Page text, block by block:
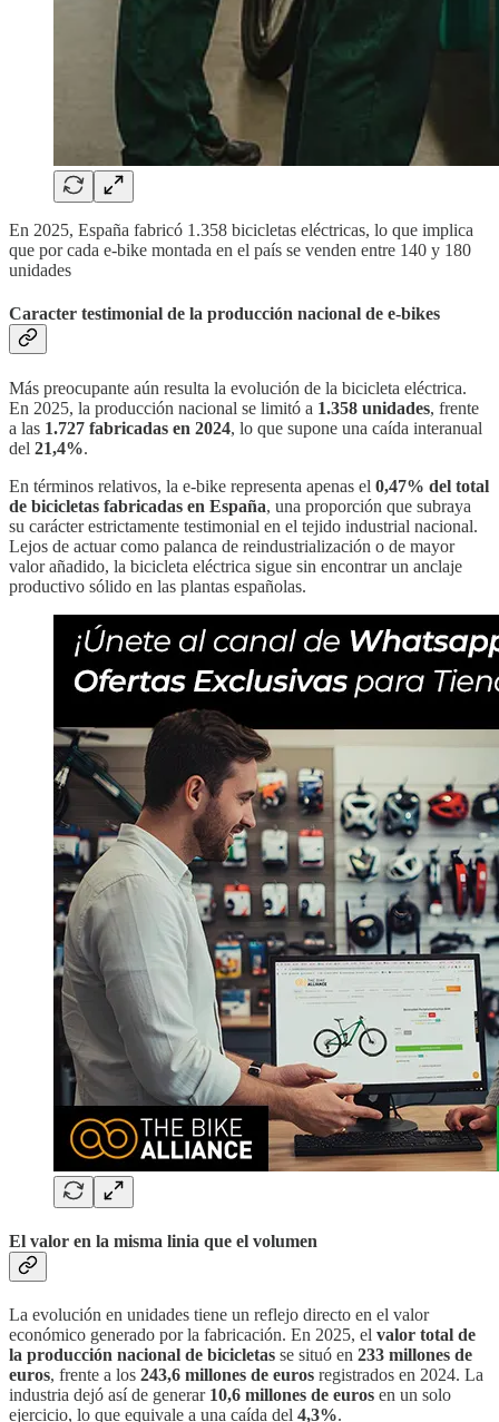
En 2025, España fabricó 1.358 bicicletas eléctricas, lo que implica
que por cada e-bike montada en el país se venden entre 140 y 180
unidades
Caracter testimonial de la producción nacional de e-bikes
Más preocupante aún resulta la evolución de la bicicleta eléctrica.
En 2025, la producción nacional se limitó a 1.358 unidades, frente
a las 1.727 fabricadas en 2024, lo que supone una caída interanual
del 21,4%.
En términos relativos, la e-bike representa apenas el 0,47% del total
de bicicletas fabricadas en España, una proporción que subraya
su carácter estrictamente testimonial en el tejido industrial nacional.
Lejos de actuar como palanca de reindustrialización o de mayor
valor añadido, la bicicleta eléctrica sigue sin encontrar un anclaje
productivo sólido en las plantas españolas.
El valor en la misma linia que el volumen
La evolución en unidades tiene un reflejo directo en el valor
económico generado por la fabricación. En 2025, el valor total de
la producción nacional de bicicletas se situó en 233 millones de
euros, frente a los 243,6 millones de euros registrados en 2024. La
industria dejó así de generar 10,6 millones de euros en un solo
ejercicio, lo que equivale a una caída del 4,3%.